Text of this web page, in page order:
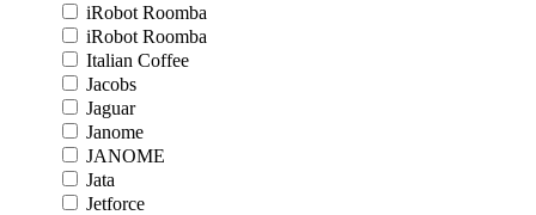
iRobot Roomba
iRobot Roomba
Italian Coffee
Jacobs
Jaguar
Janome
JANOME
Jata
Jetforce